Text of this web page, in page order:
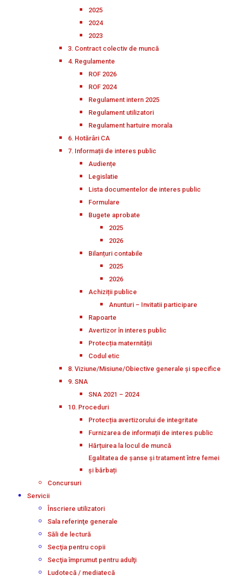
2025
2024
2023
3. Contract colectiv de muncă
4. Regulamente
ROF 2026
ROF 2024
Regulament intern 2025
Regulament utilizatori
Regulament hartuire morala
6. Hotărâri CA
7. Informații de interes public
Audiențe
Legislatie
Lista documentelor de interes public
Formulare
Bugete aprobate
2025
2026
Bilanțuri contabile
2025
2026
Achiziții publice
Anunturi – Invitatii participare
Rapoarte
Avertizor în interes public
Protecția maternității
Codul etic
8. Viziune/Misiune/Obiective generale și specifice
9. SNA
SNA 2021 – 2024
10. Proceduri
Protecția avertizorului de integritate
Furnizarea de informații de interes public
Hărțuirea la locul de muncă
Egalitatea de șanse și tratament între femei
și bărbați
Concursuri
Servicii
Înscriere utilizatori
Sala referinţe generale
Săli de lectură
Secţia pentru copii
Secţia împrumut pentru adulţi
Ludotecă / mediatecă